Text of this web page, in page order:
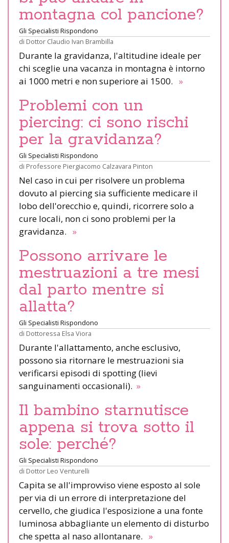
montagna col pancione?
Gli Specialisti Rispondono
di Dottor Claudio Ivan Brambilla
Durante la gravidanza, l'altitudine ideale per
chi sceglie una vacanza in montagna è intorno
ai 1000 metri e non superiore ai 1500. »
Problemi con un
piercing: ci sono rischi
per la gravidanza?
Gli Specialisti Rispondono
di Professore Piergiacomo Calzavara Pinton
Nel caso in cui per risolvere un problema
dovuto al piercing sia sufficiente medicare il
lobo dell'orecchio e, quindi, ricorrere solo a
cure locali, non ci sono problemi per la
gravidanza. »
Possono arrivare le
mestruazioni a tre mesi
dal parto mentre si
allatta?
Gli Specialisti Rispondono
di Dottoressa Elsa Viora
Durante l'allattamento, anche esclusivo,
possono sia ritornare le mestruazioni sia
verificarsi episodi di spotting (lievi
sanguinamenti occasionali). »
Il bambino starnutisce
appena si trova sotto il
sole: perché?
Gli Specialisti Rispondono
di Dottor Leo Venturelli
Capita se all'improvviso viene esposto al sole
per via di un errore di interpretazione del
cervello, che giudica l'esposizione a una fonte
luminosa abbagliante un elemento di disturbo
che spetta al naso allontanare. »